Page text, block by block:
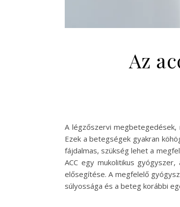
Az
A légzőszervi megbetegedések,
Ezek a betegségek gyakran
fájdalmas, szükség lehet a
ACC egy mukolitikus
elősegítése. A megfelelő
súlyossága és a beteg korábbi